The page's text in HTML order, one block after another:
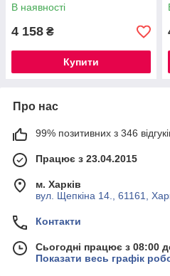
В наявності
4 158 ₴
Купити
Про нас
99% позитивних з 346
Працює з 23.04.2015
м. Харків
вул. Щепкіна 14., 61161,
Контакти
Сьогодні працює з 08:00
Показати весь графік